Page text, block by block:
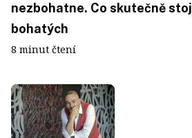
nezbohatne. Co skutečně
bohatých
8 minut čtení